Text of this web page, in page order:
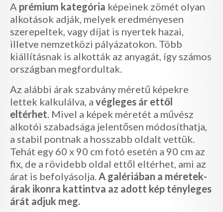
A prémium kategória képeinek zömét olyan
alkotások adják, melyek eredményesen
szerepeltek, vagy díjat is nyertek hazai,
illetve nemzetközi pályázatokon. Több
kiállításnak is alkották az anyagát, így számos
országban megfordultak.
Az alábbi árak szabvány méretű képekre
lettek kalkulálva, a végleges ár ettől
eltérhet. Mivel a képek méretét a művész
alkotói szabadsága jelentősen módosíthatja,
a stabil pontnak a hosszabb oldalt vettük.
Tehát egy 60 x 90 cm fotó esetén a 90 cm az
fix, de a rövidebb oldal ettől eltérhet, ami az
árat is befolyásolja.A galériában a méretek-
árak ikonra kattintva az adott kép tényleges
árát adjuk meg.